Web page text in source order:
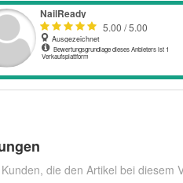
die den Artikel bei diesem